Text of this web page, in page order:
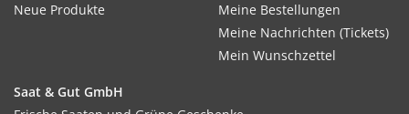
Neue Produkte
Meine Bestellungen
Meine Nachrichten (Tickets)
Mein Wunschzettel
Saat & Gut GmbH